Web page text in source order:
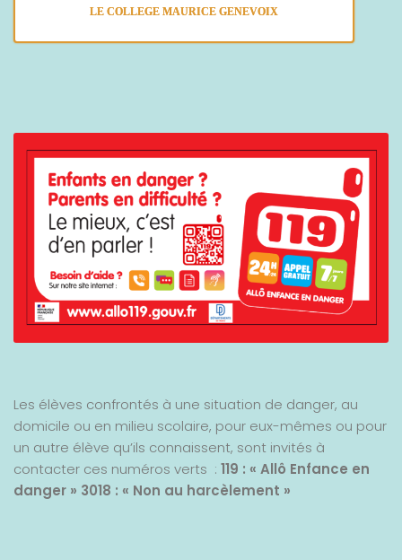
LE COLLEGE MAURICE GENEVOIX
Les élèves confrontés à une situation de danger, au
domicile ou en milieu scolaire, pour eux-mêmes ou pour
un autre élève qu’ils connaissent, sont invités à
contacter ces numéros verts : 119 : « Allô Enfance en
danger » 3018 : « Non au harcèlement »